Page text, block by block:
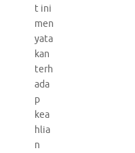
t ini
men
yata
kan
terh
ada
p
kea
hlia
n